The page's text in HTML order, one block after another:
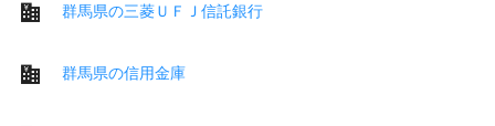
群馬県の三菱ＵＦＪ信託銀行
群馬県の信用金庫